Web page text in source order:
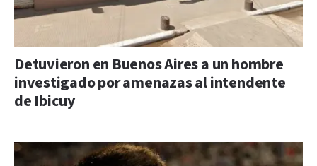
Detuvieron en Buenos Aires a un hombre
investigado por amenazas al intendente
de Ibicuy